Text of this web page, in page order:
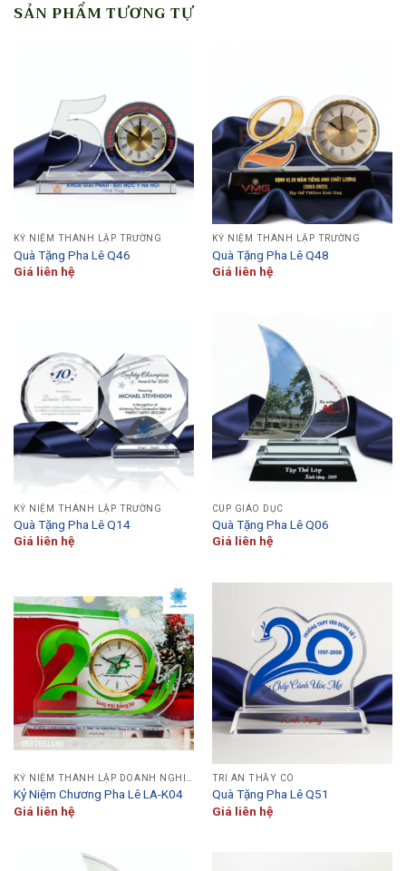
SẢN PHẨM TƯƠNG TỰ
KỶ NIỆM THÀNH LẬP TRƯỜNG
Quà Tặng Pha Lê Q46
Giá liên hệ
KỶ NIỆM THÀNH LẬP TRƯỜNG
Quà Tặng Pha Lê Q48
Giá liên hệ
KỶ NIỆM THÀNH LẬP TRƯỜNG
Quà Tặng Pha Lê Q14
Giá liên hệ
CÚP GIÁO DỤC
Quà Tặng Pha Lê Q06
Giá liên hệ
Kỷ Niệm Chương Pha Lê LA-K04
Giá liên hệ
TRI ÂN THẦY CÔ
Quà Tặng Pha Lê Q51
Giá liên hệ